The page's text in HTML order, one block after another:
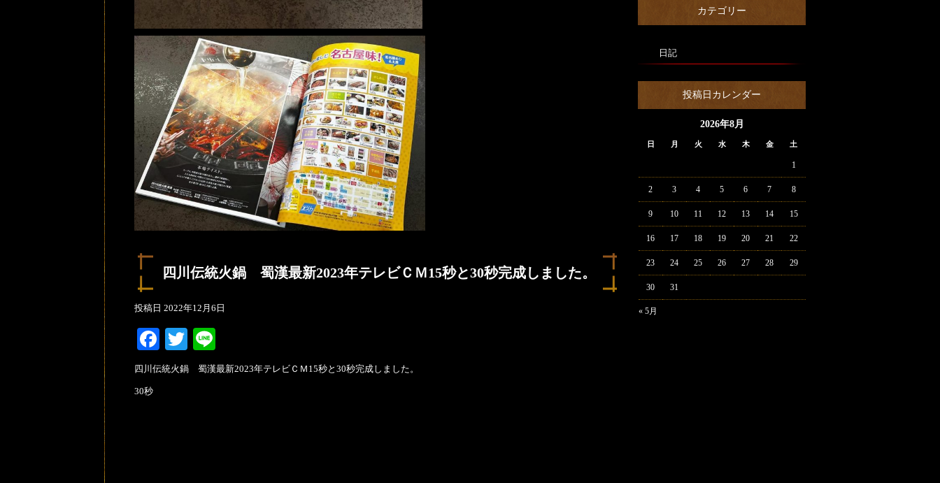
四川伝統火鍋 蜀漢最新2023年テレビＣＭ15秒と30秒完成しました。
投稿日 2022年12月6日
Facebook
Twitter
四川伝統火鍋 蜀漢最新2023年テレビＣＭ15秒と30秒完成しました。
30秒
カテゴリー
日記
投稿日カレンダー
2026年8月
日 月 火 水 木 金 土
« 5月
1
2 3 4 5 6 7 8
9 10 11 12 13 14 15
16 17 18 19 20 21 22
23 24 25 26 27 28 29
30 31